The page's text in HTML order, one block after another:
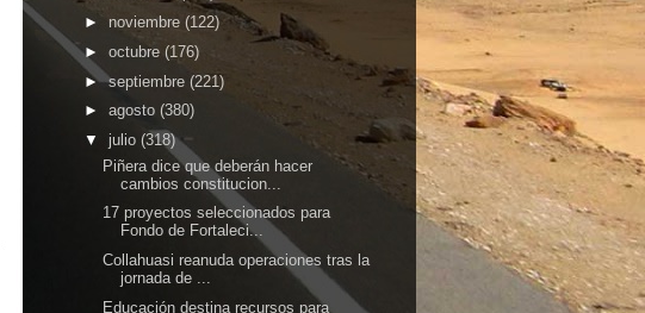
► noviembre (122)
► octubre (176)
►septiembre (221)
► agosto (380)
▼ julio (318)
Piñera dice que deberán hacer
cambios constitucion...
17 proyectos seleccionados para
Fondo de Fortaleci...
Collahuasi reanuda operaciones tras la
jornada de ...
Educación destina recursos para